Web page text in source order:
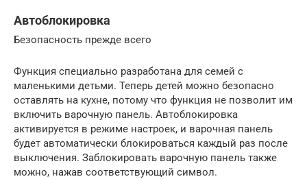
Автоблокировка
Безопасность прежде всего
Функция специально разработана для семей с
маленькими детьми. Теперь детей можно безопасно
оставлять на кухне, потому что функция не позволит им
включить варочную панель. Автоблокировка
активируется в режиме настроек, и варочная панель
будет автоматически блокироваться каждый раз после
выключения. Заблокировать варочную панель также
можно, нажав соответствующий символ.